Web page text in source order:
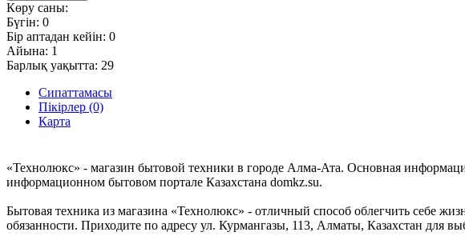
Көру саны:
Бүгін: 0
Бір аптадан кейін: 0
Айына: 1
Барлық уақытта: 29
Сипаттамасы
Пікірлер (0)
Карта
«Технолюкс» - магазин бытовой техники в городе Алма-Ата. Основная
информационном бытовом портале Казахстана domkz.su.
Бытовая техника из магазина «Технолюкс» - отличный способ облегчить себе
обязанности. Приходите по адресу ул. Курмангазы, 113, Алматы, Казахстан для